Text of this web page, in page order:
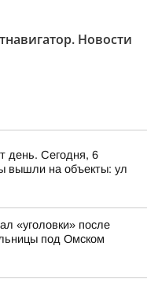
Новости
день. Сегодня, 6
вышли на объекты: ул
«уголовки» после
под Омском